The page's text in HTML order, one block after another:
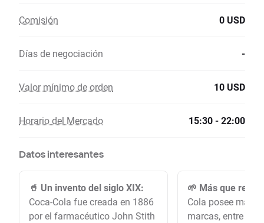
Comisión 0 USD
Días de negociación -
Valor mínimo de orden 10 USD
Horario del Mercado 15:30 - 22:00
Datos interesantes
🥤 Un invento del siglo XIX:
Coca-Cola fue creada en 1886
por el farmacéutico John Stith
🌱 Más que
Cola posee más
marcas, entre las